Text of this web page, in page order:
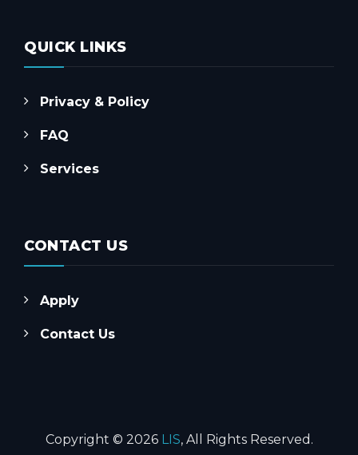
QUICK LINKS
Privacy & Policy
FAQ
Services
CONTACT US
Apply
Contact Us
Copyright © 2026 LIS, All Rights Reserved.